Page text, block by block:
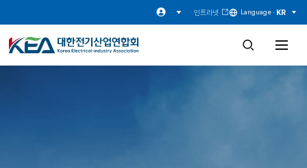
인트라넷 Language · KR
검
전